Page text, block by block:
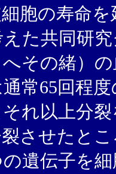
胞の寿命
た共同研
へその緒）
常65回程
れ以上分
させたと
遺伝子を